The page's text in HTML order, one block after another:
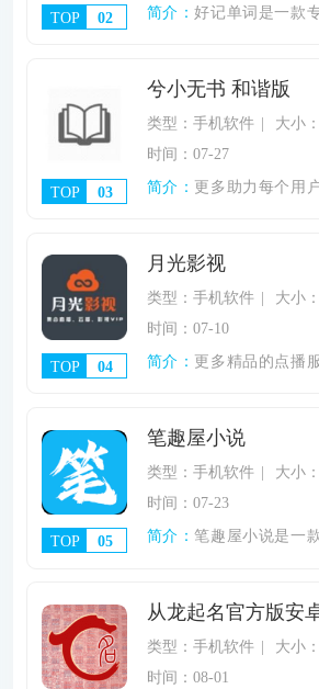
TOP 02
简介：好记单词是一款专为背
TOP 03
兮小无书 和谐版
类型：手机软件
大小
时间：07-27
简介： 更多助力每个用户习惯
TOP 04
月光影视
类型：手机软件
大小
时间：07-10
简介： 更多精品的点播服务方
TOP 05
笔趣屋小说
类型：手机软件
大小
时间：07-23
简介：笔趣屋小说是一款专为
类型：手机软件
大小
时间：08-01